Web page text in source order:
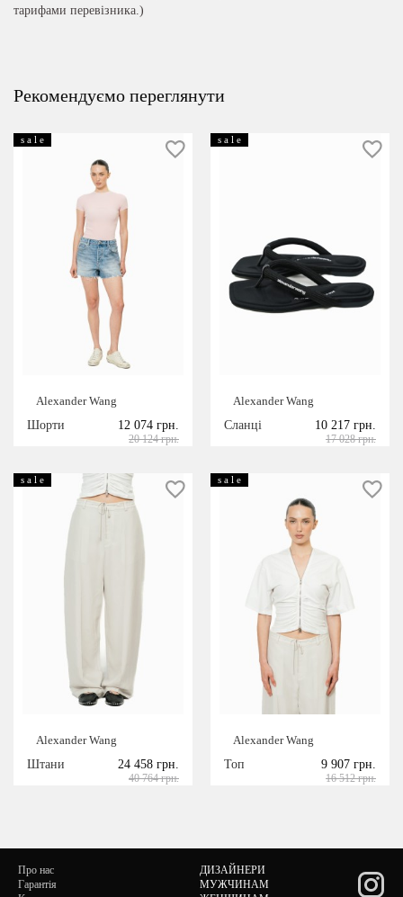
тарифами перевізника.)
Рекомендуємо переглянути
s a l e
Alexander Wang
Шорти
12 074 грн.
20 124 грн.
s a l e
Alexander Wang
Сланці
10 217 грн.
17 028 грн.
s a l e
Alexander Wang
Штани
24 458 грн.
40 764 грн.
s a l e
Alexander Wang
Топ
9 907 грн.
16 512 грн.
Про нас
Гарантія
ДИЗАЙНЕРИ
МУЖЧИНАМ